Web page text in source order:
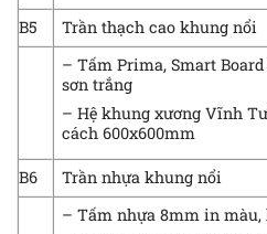
B5 Trần thạch cao khung nổi
– Tấm Prima, Smart
sơn trắng
– Hệ khung xương Vĩnh
cách 600x600mm
B6 Trần nhựa khung nổi
– Tấm nhựa 8mm in màu,